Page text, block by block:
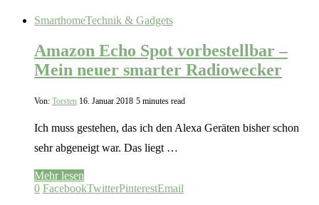
SmarthomeTechnik & Gadgets
Amazon Echo Spot vorbestellbar –
Mein neuer smarter Radiowecker
Von: Torsten 16. Januar 2018 5 minutes read
Ich muss gestehen, das ich den Alexa Geräten bisher schon
sehr abgeneigt war. Das liegt …
Mehr lesen
0 FacebookTwitterPinterestEmail